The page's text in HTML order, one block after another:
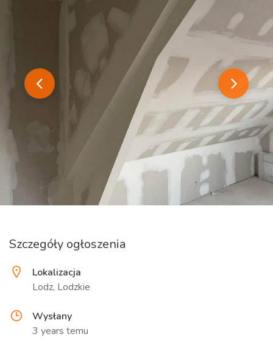
Szczegóły ogłoszenia
Lokalizacja
Lodz, Lodzkie
Wysłany
3 years temu